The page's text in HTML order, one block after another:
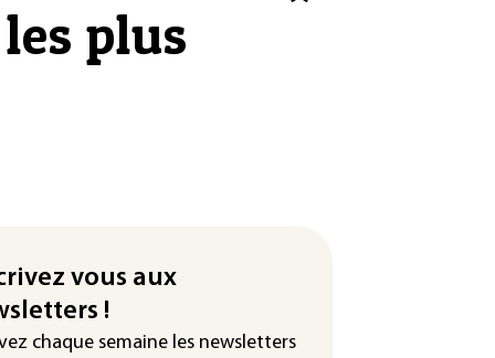
plus
vous aux
!
chaque semaine les newsletters